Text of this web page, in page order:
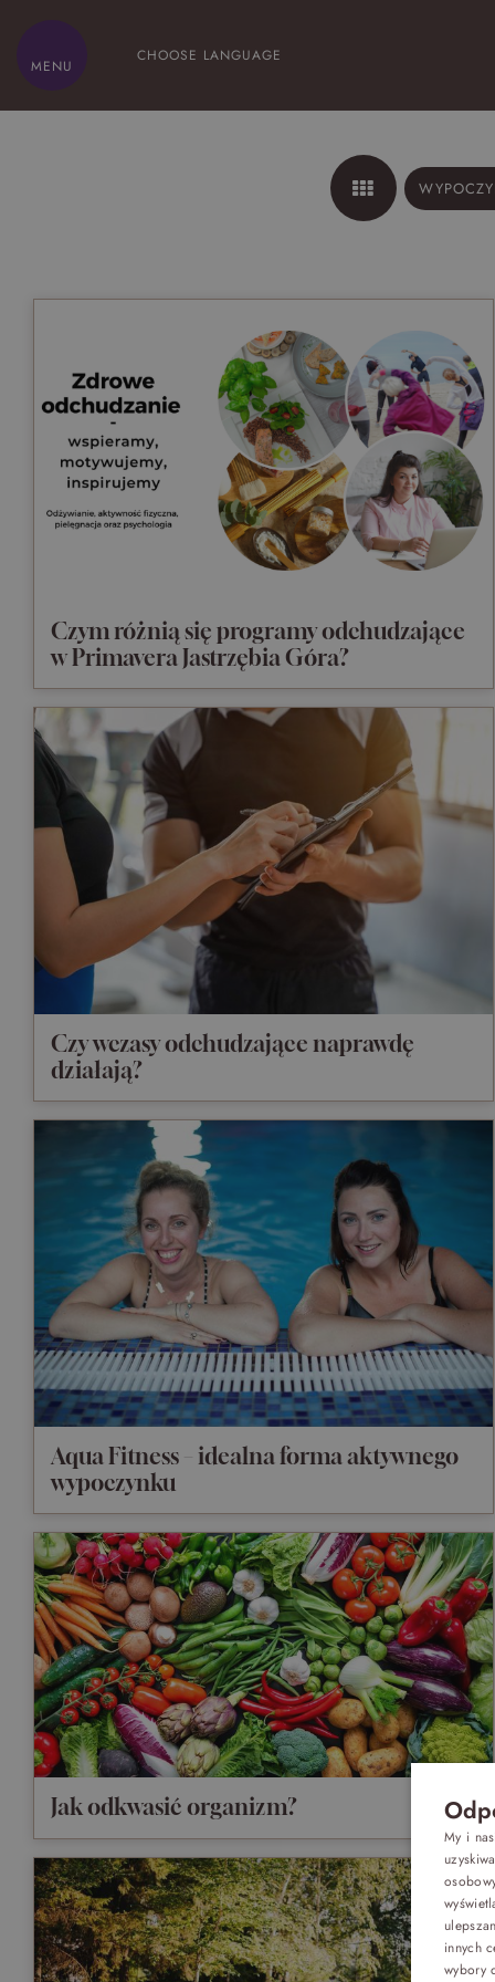
HOME
Oferty
MENU
CHOOSE LANGUAGE
Czym różnią się programy odchudzające
w Primavera Jastrzębia Góra?
Czy wczasy odchudzające naprawdę
działają?
Aqua Fitness – idealna forma aktywnego
wypoczynku
Jak odkwasić organizm?
My i
innych
wybory